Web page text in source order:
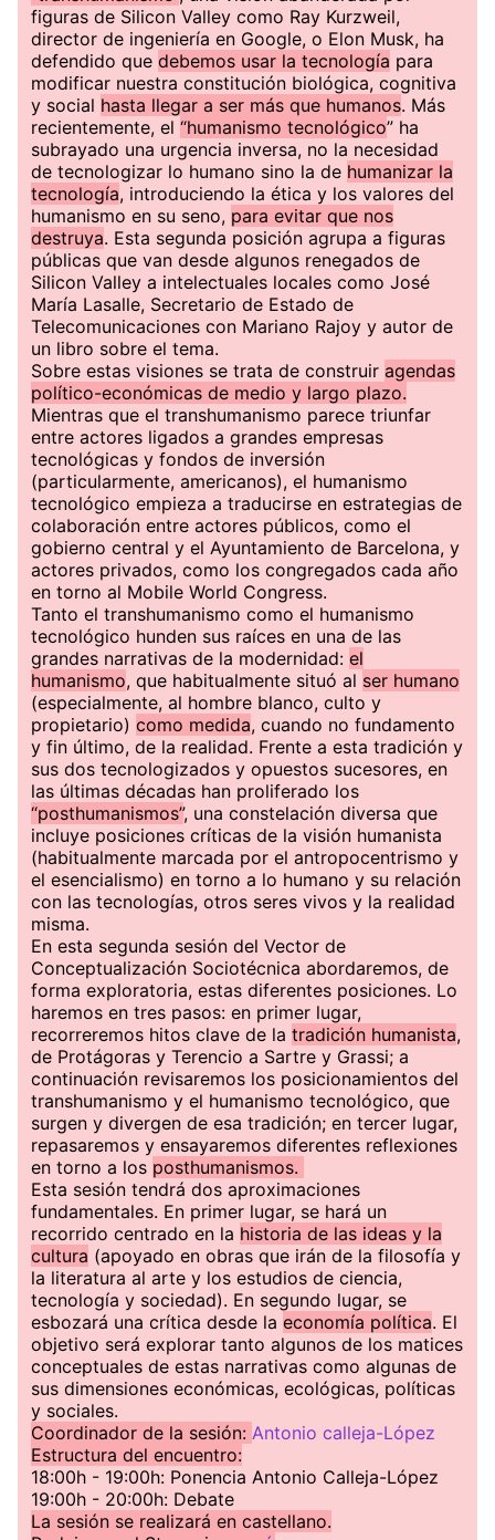
figuras de Silicon Valley como Ray Kurzweil,
director de ingeniería en Google, o Elon Musk, ha
defendido que debemos usar la tecnología para
modificar nuestra constitución biológica, cognitiva
y social hasta llegar a ser más que humanos. Más
recientemente, el “humanismo tecnológico” ha
subrayado una urgencia inversa, no la necesidad
de tecnologizar lo humano sino la de humanizar la
tecnología, introduciendo la ética y los valores del
humanismo en su seno, para evitar que nos
destruya. Esta segunda posición agrupa a figuras
públicas que van desde algunos renegados de
Silicon Valley a intelectuales locales como José
María Lasalle, Secretario de Estado de
Telecomunicaciones con Mariano Rajoy y autor de
un libro sobre el tema.
Sobre estas visiones se trata de construir agendas
político-económicas de medio y largo plazo.
Mientras que el transhumanismo parece triunfar
entre actores ligados a grandes empresas
tecnológicas y fondos de inversión
(particularmente, americanos), el humanismo
tecnológico empieza a traducirse en estrategias de
colaboración entre actores públicos, como el
gobierno central y el Ayuntamiento de Barcelona, y
actores privados, como los congregados cada año
en torno al Mobile World Congress.
Tanto el transhumanismo como el humanismo
tecnológico hunden sus raíces en una de las
grandes narrativas de la modernidad: el
humanismo, que habitualmente situó al ser humano
(especialmente, al hombre blanco, culto y
propietario) como medida, cuando no fundamento
y fin último, de la realidad. Frente a esta tradición y
sus dos tecnologizados y opuestos sucesores, en
las últimas décadas han proliferado los
“posthumanismos”, una constelación diversa que
incluye posiciones críticas de la visión humanista
(habitualmente marcada por el antropocentrismo y
el esencialismo) en torno a lo humano y su relación
con las tecnologías, otros seres vivos y la realidad
misma.
En esta segunda sesión del Vector de
Conceptualización Sociotécnica abordaremos, de
forma exploratoria, estas diferentes posiciones. Lo
haremos en tres pasos: en primer lugar,
recorreremos hitos clave de la tradición humanista,
de Protágoras y Terencio a Sartre y Grassi; a
continuación revisaremos los posicionamientos del
transhumanismo y el humanismo tecnológico, que
surgen y divergen de esa tradición; en tercer lugar,
repasaremos y ensayaremos diferentes reflexiones
en torno a los posthumanismos.
Esta sesión tendrá dos aproximaciones
fundamentales. En primer lugar, se hará un
recorrido centrado en la historia de las ideas y la
cultura (apoyado en obras que irán de la filosofía y
la literatura al arte y los estudios de ciencia,
tecnología y sociedad). En segundo lugar, se
esbozará una crítica desde la economía política. El
objetivo será explorar tanto algunos de los matices
conceptuales de estas narrativas como algunas de
sus dimensiones económicas, ecológicas, políticas
y sociales.
Coordinador de la sesión: Antonio calleja-López
Estructura del encuentro:
18:00h - 19:00h: Ponencia Antonio Calleja-López
19:00h - 20:00h: Debate
La sesión se real izará en castellano.